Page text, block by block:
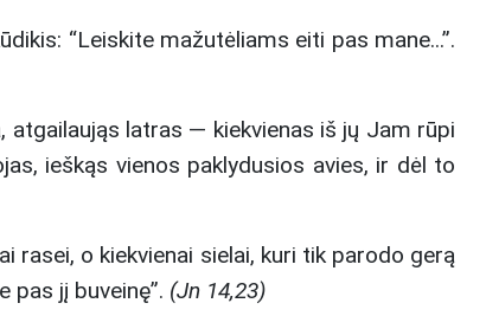
“Leiskite mažutėliams eiti pas mane...”.
atgailaująs latras — kiekvienas iš jų Jam rūpi
ieškąs vienos paklydusios avies, ir dėl to
rasei, o kiekvienai sielai, kuri tik parodo gerą
pas jį buveinę”. (Jn 14,23)